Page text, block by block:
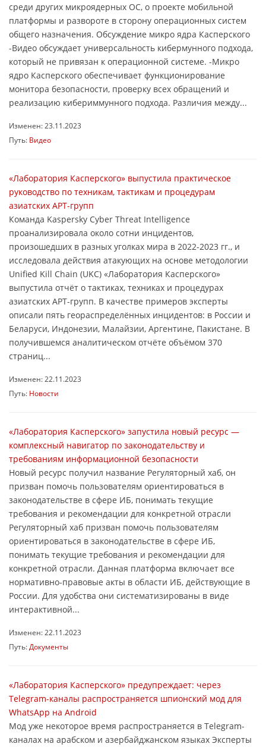
среди других микроядерных ОС, о проекте мобильной
платформы и развороте в сторону операционных систем
общего назначения. Обсуждение микро ядра Касперского
-Видео обсуждает универсальность кибермунного подхода,
который не привязан к операционной системе. -Микро
ядро Касперского обеспечивает функционирование
монитора безопасности, проверку всех обращений и
реализацию кибериммунного подхода. Различия между...
Изменен: 23.11.2023
Путь: Видео
«Лаборатория Касперского» выпустила практическое
руководство по техникам, тактикам и процедурам
азиатских APT-групп
Команда Kaspersky Cyber Threat Intelligence
проанализировала около сотни инцидентов,
произошедших в разных уголках мира в 2022-2023 гг., и
исследовала действия атакующих на основе методологии
Unified Kill Chain (UKC) «Лаборатория Касперского»
выпустила отчёт о тактиках, техниках и процедурах
азиатских APT-групп. В качестве примеров эксперты
описали пять геораспределённых инцидентов: в России и
Беларуси, Индонезии, Малайзии, Аргентине, Пакистане. В
получившемся аналитическом отчёте объёмом 370
страниц...
Изменен: 22.11.2023
Путь: Новости
«Лаборатория Касперского» запустила новый ресурс —
комплексный навигатор по законодательству и
требованиям информационной безопасности
Новый ресурс получил название Регуляторный хаб, он
призван помочь пользователям ориентироваться в
законодательстве в сфере ИБ, понимать текущие
требования и рекомендации для конкретной отрасли
Регуляторный хаб призван помочь пользователям
ориентироваться в законодательстве в сфере ИБ,
понимать текущие требования и рекомендации для
конкретной отрасли. Данная платформа включает все
нормативно-правовые акты в области ИБ, действующие в
России. Для удобства они систематизированы в виде
интерактивной...
Изменен: 22.11.2023
Путь: Документы
«Лаборатория Касперского» предупреждает: через
Telegram-каналы распространяется шпионский мод для
WhatsApp на Android
Мод уже некоторое время распространяется в Telegram-
каналах на арабском и азербайджанском языках Эксперты